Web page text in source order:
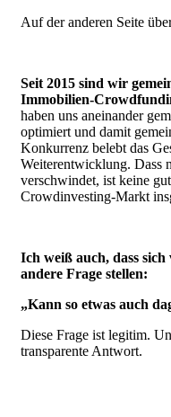
Auf der anderen Seite
Seit 2015 sind wir
Immobilien-
haben uns aneinander
optimiert und damit
Konkurrenz belebt das
Weiterentwicklung. Dass
verschwindet, ist keine
Crowdinvesting-Markt
Ich weiß auch, dass
andere Frage stellen:
„Kann so etwas auch
Diese Frage ist legitim.
transparente Antwort.